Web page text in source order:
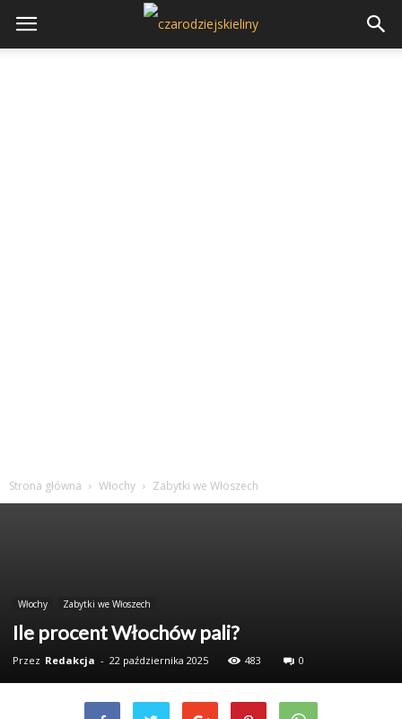
Strona główna Włochy Zabytki we Włoszech
Włochy Zabytki we Włoszech
Ile procent Włochów pali?
Przez Redakcja - 22 października 2025 483 0